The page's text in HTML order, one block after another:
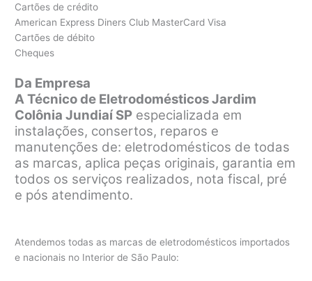
Cartões de crédito
American Express Diners Club MasterCard Visa
Cartões de débito
Cheques
Da Empresa
A Técnico de Eletrodomésticos Jardim
Colônia Jundiaí SP especializada em
instalações, consertos, reparos e
manutenções de: eletrodomésticos de todas
as marcas, aplica peças originais, garantia em
todos os serviços realizados, nota fiscal, pré
e pós atendimento.
Atendemos todas as marcas de eletrodomésticos importados
e nacionais no Interior de São Paulo: